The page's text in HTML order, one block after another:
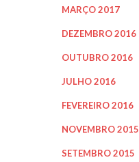
MARÇO 2017
DEZEMBRO 2016
OUTUBRO 2016
JULHO 2016
FEVEREIRO 2016
NOVEMBRO 2015
SETEMBRO 2015